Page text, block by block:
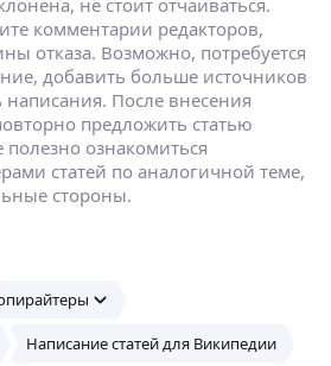
комментарии редакторов,
отказа. Возможно, потребуется
добавить больше источников
После внесения
предложить статью
ознакомиться
статей по аналогичной теме,
стороны.
Написание статей для Википедии